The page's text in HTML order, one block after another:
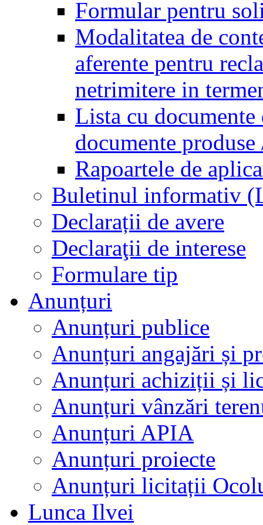
Formular pentru
Modalitatea de
aferente pentru
netrimitere in
Lista cu
documente
Rapoartele de
Buletinul informativ
Declarații de avere
Declaraţii de interese
Formulare tip
Anunțuri
Anunțuri publice
Anunțuri angajări și
Anunțuri achiziții și
Anunțuri vânzări
Anunțuri APIA
Anunțuri proiecte
Anunțuri licitații
Lunca Ilvei